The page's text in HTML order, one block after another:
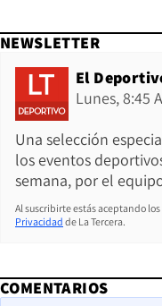
NEWSLETTER
El
Lunes, 8:45
Una selección
los eventos
semana, por el
Al suscribirte estás aceptando los
Privacidad de La Tercera.
COMENTARIOS